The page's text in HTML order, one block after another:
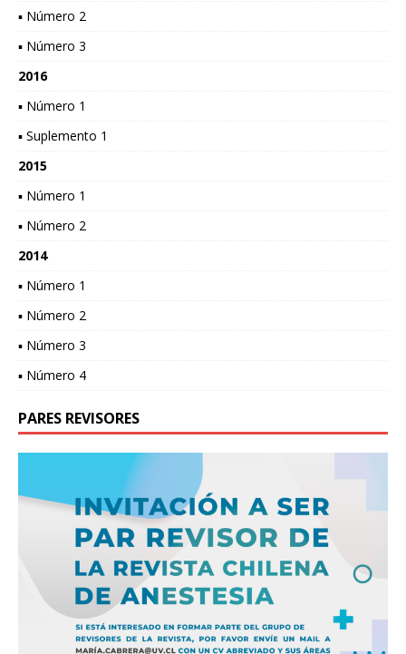
▪ Número 2
▪ Número 3
2016
▪ Número 1
▪ Suplemento 1
2015
▪ Número 1
▪ Número 2
2014
▪ Número 1
▪ Número 2
▪ Número 3
▪ Número 4
PARES REVISORES